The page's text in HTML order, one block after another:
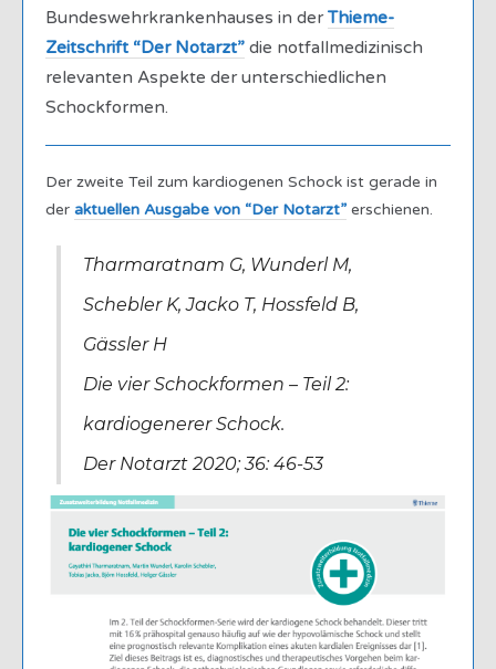
Bundeswehrkrankenhauses in derThieme-
Zeitschrift “Der Notarzt” die notfallmedizinisch
relevanten Aspekte der unterschiedlichen
Schockformen.
Der zweite Teil zum kardiogenen Schock ist gerade in
der aktuellen Ausgabe von “Der Notarzt” erschienen.
Tharmaratnam G, Wunderl M,
Schebler K, Jacko T, Hossfeld B,
Gässler H
Die vier Schockformen – Teil 2:
kardiogenerer Schock.
Der Notarzt 2020; 36: 46-53